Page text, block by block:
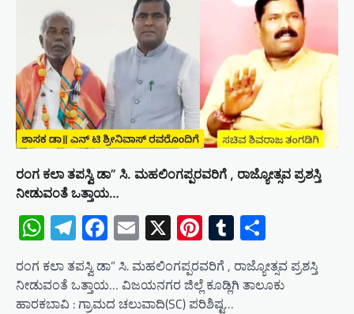
ರಂಗ ಕಲಾ ತಪಸ್ವಿ ಡಾ” ಸಿ. ಮಹಲಿಂಗಪ್ಪರವರಿಗೆ , ರಾಜ್ಯೋತ್ಸವ ಪ್ರಶಸ್ತಿ
ನೀಡುವಂತೆ ಒತ್ತಾಯ…
WhatsApp
Telegram
Facebook
Email
X Pinterest
Tumblr
ರಂಗ ಕಲಾ ತಪಸ್ವಿ ಡಾ” ಸಿ. ಮಹಲಿಂಗಪ್ಪರವರಿಗೆ , ರಾಜ್ಯೋತ್ಸವ ಪ್ರಶಸ್ತಿ
ನೀಡುವಂತೆ ಒತ್ತಾಯ… ವಿಜಯನಗರ ಜಿಲ್ಲೆ ಕೂಡ್ಲಿಗಿ ತಾಲೂಕು
ಹಾರಕಬಾವಿ : ಗ್ರಾಮದ ಚಲುವಾದಿ(SC) ಪರಿಶಿಷ್ಟ…